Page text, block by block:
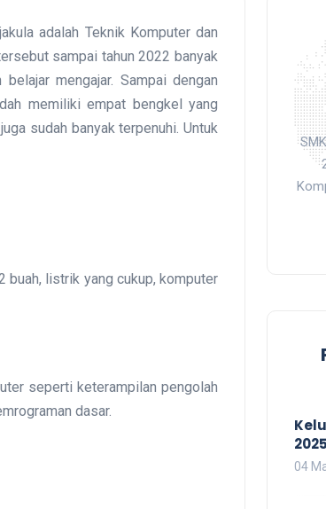
adalah Teknik Komputer dan
sampai tahun 2022 banyak
mengajar. Sampai dengan
memiliki empat bengkel yang
sudah banyak terpenuhi. Untuk
buah, listrik yang cukup, komputer
seperti keterampilan pengolah
dasar.
04